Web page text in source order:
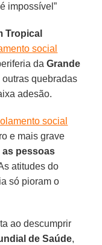
impossível”
Tropical
social
daGrande
quebradas
adesão.
social
e mais grave
as pessoas
atitudes do
só pioram o
ao descumprir
de Saúde,